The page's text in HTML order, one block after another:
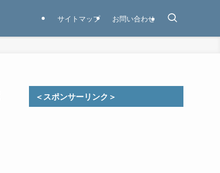
サイトマップ お問い合わせ
＜スポンサーリンク＞